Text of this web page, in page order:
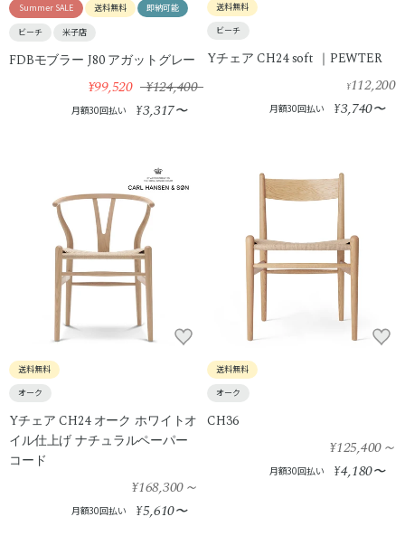
Summer SALE 送料無料 即納可能
ビーチ 米子店
FDBモブラー J80 アガットグレー
¥99,520 ¥124,400
月額30回払い ¥3,317〜
送料無料
ビーチ
Yチェア CH24 soft ｜PEWTER
¥112,200
月額30回払い ¥3,740〜
送料無料
オーク
Yチェア CH24 オーク ホワイトオ
イル仕上げ ナチュラルペーパー
コード
¥168,300～
月額30回払い ¥5,610〜
送料無料
オーク
CH36
¥125,400～
月額30回払い ¥4,180〜